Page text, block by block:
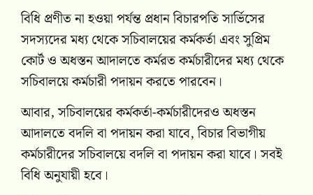
বিধি প্রণীত না হওয়া পর্যন্ত প্রধান বিচারপতি সার্ভিসের
সদস্যদের মধ্য থেকে সচিবালয়ের কর্মকর্তা এবং সুপ্রিম
কোর্ট ও অধস্তন আদালতে কর্মরত কর্মচারীদের মধ্য থেকে
সচিবালয়ে কর্মচারী পদায়ন করতে পারবেন।
আবার, সচিবালয়ের কর্মকর্তা-কর্মচারীদেরও অধস্তন
আদালতে বদলি বা পদায়ন করা যাবে, বিচার বিভাগীয়
কর্মচারীদের সচিবালয়ে বদলি বা পদায়ন করা যাবে। সবই
বিধি অনুযায়ী হবে।